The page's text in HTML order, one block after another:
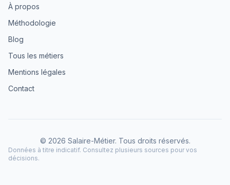
À propos
Méthodologie
Blog
Tous les métiers
Mentions légales
Contact
© 2026 Salaire-Métier. Tous droits réservés.
Données à titre indicatif. Consultez plusieurs sources pour vos
décisions.